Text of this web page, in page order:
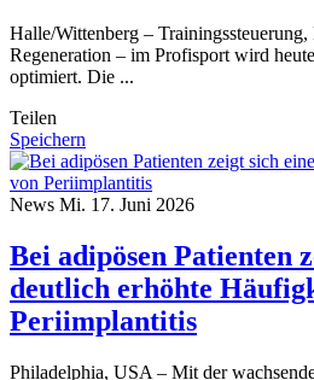
Halle/Wittenberg –
Regeneration – im Profisport wird
optimiert. Die ...
Teilen
Speichern
News Mi. 17. Juni 2026
Bei adipösen Patienten
deutlich erhöhte
Periimplantitis
Philadelphia, USA – Mit der